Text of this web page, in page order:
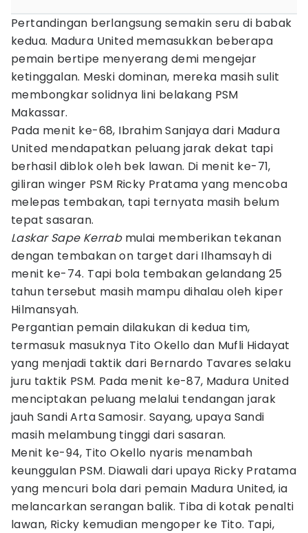
Pertandingan berlangsung semakin seru di babak
kedua. Madura United memasukkan beberapa
pemain bertipe menyerang demi mengejar
ketinggalan. Meski dominan, mereka masih sulit
membongkar solidnya lini belakang PSM
Makassar.
Pada menit ke-68, Ibrahim Sanjaya dari Madura
United mendapatkan peluang jarak dekat tapi
berhasil diblok oleh bek lawan. Di menit ke-71,
giliran winger PSM Ricky Pratama yang mencoba
melepas tembakan, tapi ternyata masih belum
tepat sasaran.
Laskar Sape Kerrabmulai memberikan tekanan
dengan tembakan on target dari Ilhamsayh di
menit ke-74. Tapi bola tembakan gelandang 25
tahun tersebut masih mampu dihalau oleh kiper
Hilmansyah.
Pergantian pemain dilakukan di kedua tim,
termasuk masuknya Tito Okello dan Mufli Hidayat
yang menjadi taktik dari Bernardo Tavares selaku
juru taktik PSM. Pada menit ke-87, Madura United
menciptakan peluang melalui tendangan jarak
jauh Sandi Arta Samosir. Sayang, upaya Sandi
masih melambung tinggi dari sasaran.
Menit ke-94, Tito Okello nyaris menambah
keunggulan PSM. Diawali dari upaya Ricky Pratama
yang mencuri bola dari pemain Madura United, ia
melancarkan serangan balik. Tiba di kotak penalti
lawan, Ricky kemudian mengoper ke Tito. Tapi,